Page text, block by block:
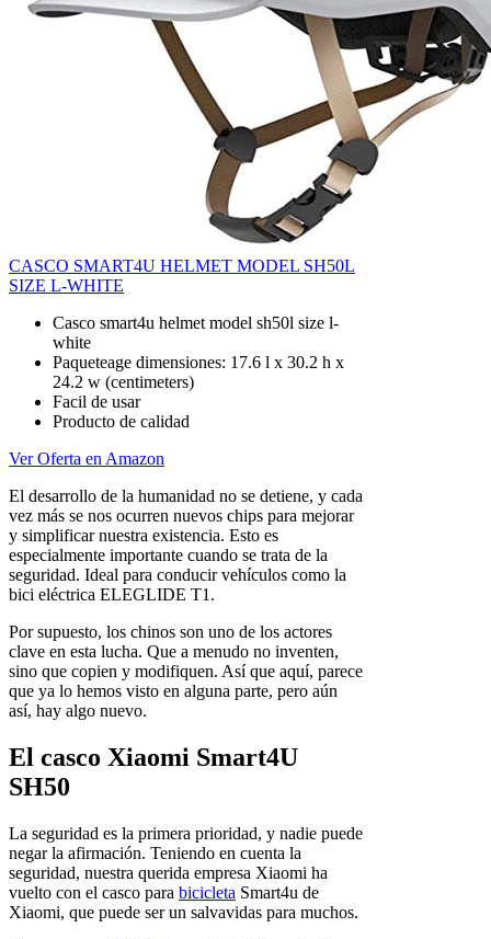
CASCO SMART4U HELMET MODEL SH50L
SIZE L-WHITE
Casco smart4u helmet model sh50l size l-
white
Paqueteage dimensiones: 17.6 l x 30.2 h x
24.2 w (centimeters)
Facil de usar
Producto de calidad
Ver Oferta en Amazon
El desarrollo de la humanidad no se detiene, y cada
vez más se nos ocurren nuevos chips para mejorar
y simplificar nuestra existencia. Esto es
especialmente importante cuando se trata de la
seguridad. Ideal para conducir vehículos como la
bici eléctrica ELEGLIDE T1.
Por supuesto, los chinos son uno de los actores
clave en esta lucha. Que a menudo no inventen,
sino que copien y modifiquen. Así que aquí, parece
que ya lo hemos visto en alguna parte, pero aún
así, hay algo nuevo.
El casco Xiaomi Smart4U
SH50
La seguridad es la primera prioridad, y nadie puede
negar la afirmación. Teniendo en cuenta la
seguridad, nuestra querida empresa Xiaomi ha
vuelto con el casco para bicicleta Smart4u de
Xiaomi, que puede ser un salvavidas para muchos.